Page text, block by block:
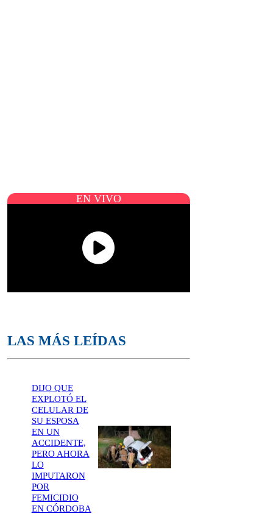
EN VIVO
LAS MÁS LEÍDAS
DIJO QUE
EXPLOTÓ EL
CELULAR DE
SU ESPOSA
EN UN
ACCIDENTE,
PERO AHORA
LO
IMPUTARON
POR
FEMICIDIO
EN CÓRDOBA